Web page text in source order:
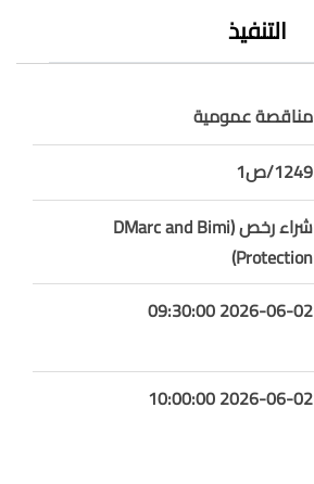
التنفيذ
مناقصة عمومية
1249/ص1
شراء رخص (DMarc and Bimi
Protection)
2026-06-02 09:30:00
2026-06-02 10:00:00